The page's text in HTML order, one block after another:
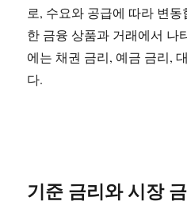
로, 수요와 공급에 따라 변
한 금융 상품과 거래에서 나
에는 채권 금리, 예금 금리,
다.
기준 금리와 시장